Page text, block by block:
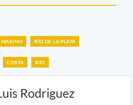
MARINO RÍO DE LA PLATA
COSTA RÍO
Rodriguez